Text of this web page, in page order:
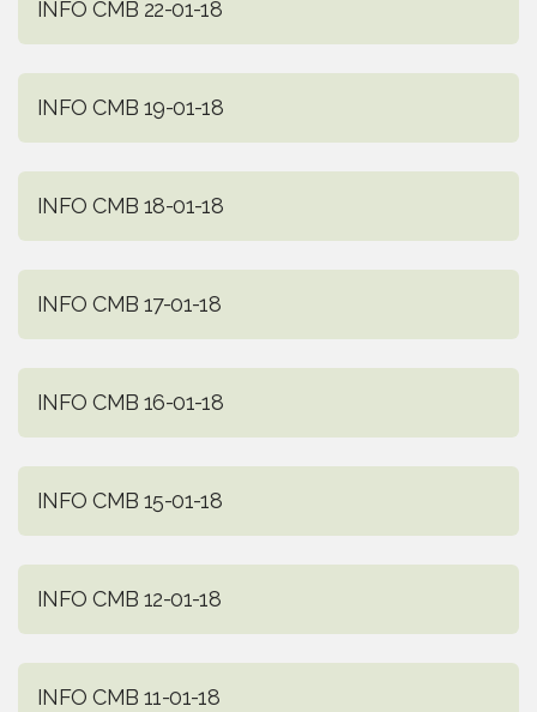
INFO CMB 22-01-18
INFO CMB 19-01-18
INFO CMB 18-01-18
INFO CMB 17-01-18
INFO CMB 16-01-18
INFO CMB 15-01-18
INFO CMB 12-01-18
INFO CMB 11-01-18